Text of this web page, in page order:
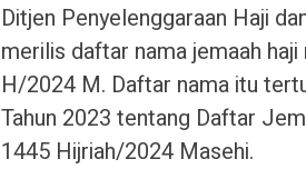
Ditjen Penyelenggaraan Haji
merilis daftar nama jemaah
H/2024 M. Daftar nama itu
Tahun 2023 tentang Daftar
1445 Hijriah/2024 Masehi.